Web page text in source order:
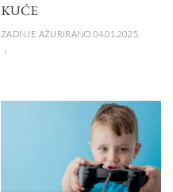
KUĆE
ZADNJE AŽURIRANO 04.01.2025.